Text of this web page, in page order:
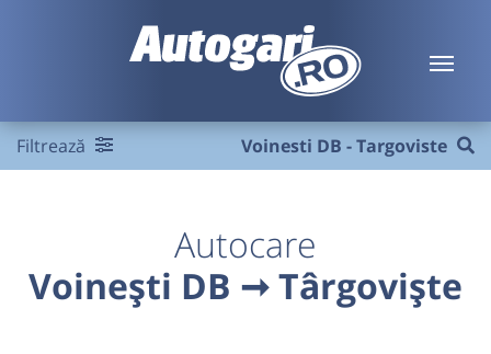
Filtrează Voinesti DB - Targoviste
Autocare
Voinești DB ➞ Târgoviște